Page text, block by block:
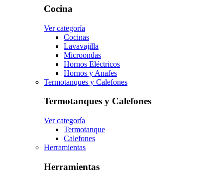
Cocina
Ver categoría
Cocinas
Lavavajilla
Microondas
Hornos Eléctricos
Hornos y Anafes
Termotanques y Calefones
Termotanques y Calefones
Ver categoría
Termotanque
Calefones
Herramientas
Herramientas